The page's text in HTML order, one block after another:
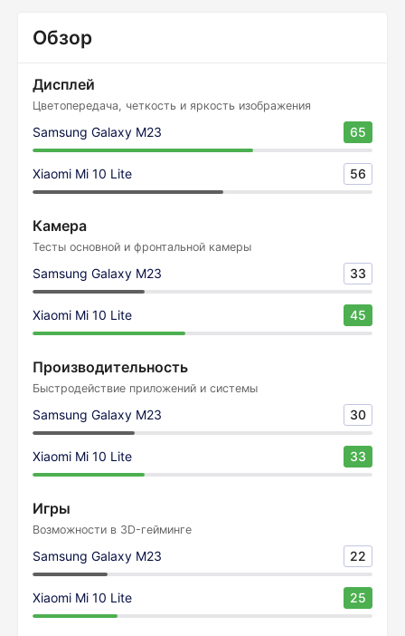
Обзор
Дисплей
Цветопередача, четкость и яркость изображения
Samsung Galaxy M23 65
Xiaomi Mi 10 Lite 56
Камера
Тесты основной и фронтальной камеры
Samsung Galaxy M23 33
Xiaomi Mi 10 Lite 45
Производительность
Быстродействие приложений и системы
Samsung Galaxy M23 30
Xiaomi Mi 10 Lite 33
Игры
Возможности в 3D-гейминге
Samsung Galaxy M23 22
Xiaomi Mi 10 Lite 25